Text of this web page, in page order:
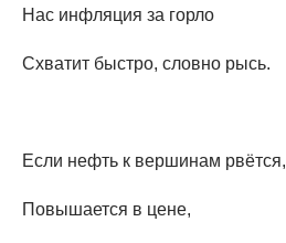
Нас инфляция за горло
Схватит быстро, словно рысь.
Если нефть к вершинам рвётся,
Повышается в цене,